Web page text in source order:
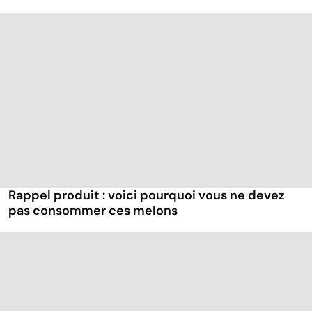
Rappel produit : voici pourquoi vous ne devez
pas consommer ces melons